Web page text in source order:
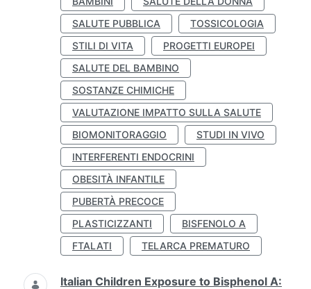
SALUTE PUBBLICA
TOSSICOLOGIA
STILI DI VITA
PROGETTI EUROPEI
SALUTE DEL BAMBINO
SOSTANZE CHIMICHE
VALUTAZIONE IMPATTO SULLA SALUTE
BIOMONITORAGGIO
STUDI IN VIVO
INTERFERENTI ENDOCRINI
OBESITÀ INFANTILE
PUBERTÀ PRECOCE
PLASTICIZZANTI
BISFENOLO A
FTALATI
TELARCA PREMATURO
Italian Children Exposure to Bisphenol A: